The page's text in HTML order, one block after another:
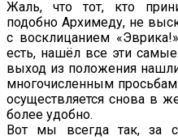
Жаль, что тот, кто
подобно Архимеду, не
с восклицанием
есть, нашёл все эти
выход из положения
многочисленным
осуществляется снова в
более удобно.
Вот мы всегда так, за